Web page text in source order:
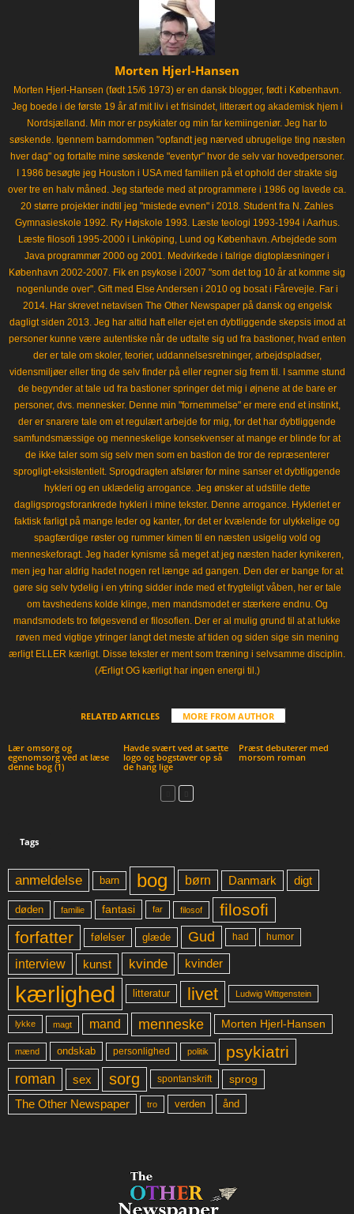
Morten Hjerl-Hansen
Morten Hjerl-Hansen (født 15/6 1973) er en dansk blogger, født i København.
Jeg boede i de første 19 år af mit liv i et frisindet, litterært og akademisk hjem i
Nordsjælland. Min mor er psykiater og min far kemiingeniør. Jeg har to
søskende. Igennem barndommen "opfandt jeg nærved ubrugelige ting næsten
hver dag" og fortalte mine søskende "eventyr" hvor de selv var hovedpersoner.
I 1986 besøgte jeg Houston i USA med familien på et ophold der strakte sig
over tre en halv måned. Jeg startede med at programmere i 1986 og lavede ca.
20 større projekter indtil jeg "mistede evnen" i 2018. Student fra N. Zahles
Gymnasieskole 1992. Ry Højskole 1993. Læste teologi 1993-1994 i Aarhus.
Læste filosofi 1995-2000 i Linköping, Lund og København. Arbejdede som
Java programmør 2000 og 2001. Medvirkede i talrige digtoplæsninger i
København 2002-2007. Fik en psykose i 2007 "som det tog 10 år at komme sig
nogenlunde over". Gift med Else Andersen i 2010 og bosat i Fårevejle. Far i
2014. Har skrevet netavisen The Other Newspaper på dansk og engelsk
dagligt siden 2013. Jeg har altid haft eller ejet en dybtliggende skepsis imod at
personer kunne være autentiske når de udtalte sig ud fra bastioner, hvad enten
der er tale om skoler, teorier, uddannelsesretninger, arbejdspladser,
vidensmiljøer eller ting de selv finder på eller regner sig frem til. I samme stund
de begynder at tale ud fra bastioner springer det mig i øjnene at de bare er
personer, dvs. mennesker. Denne min "fornemmelse" er mere end et instinkt,
der er snarere tale om et regulært arbejde for mig, for det har dybtliggende
samfundsmæssige og menneskelige konsekvenser at mange er blinde for at
de ikke taler som sig selv men som en bastion de tror de repræsenterer
sprogligt-eksistentielt. Sprogdragten afslører for mine sanser et dybtliggende
hykleri og en uklædelig arrogance. Jeg ønsker at udstille dette
dagligsprogsforankrede hykleri i mine tekster. Denne arrogance. Hykleriet er
faktisk farligt på mange leder og kanter, for det er kvælende for ulykkelige og
spagfærdige røster og rummer kimen til en næsten usigelig vold og
menneskeforagt. Jeg hader kynisme så meget at jeg næsten hader kynikeren,
men jeg har aldrig hadet nogen ret længe ad gangen. Den der er bange for at
gøre sig selv tydelig i en ytring sidder inde med et frygteligt våben, her er tale
om tavshedens kolde klinge, men mandsmodet er stærkere endnu. Og
mandsmodets tro følgesvend er filosofien. Der er al mulig grund til at at lukke
røven med vigtige ytringer langt det meste af tiden og siden sige sin mening
ærligt ELLER kærligt. Disse tekster er ment som træning i selvsamme disciplin.
(Ærligt OG kærligt har ingen energi til.)
RELATED ARTICLES MORE FROM AUTHOR
Lær omsorg og
egenomsorg ved at læse
denne bog (1)
Havde svært ved at sætte
logo og bogstaver op så
de hang lige
Præst debuterer med
morsom roman
Tags
anmeldelse barn bog børn Danmark digt
døden familie fantasi far filosof
filosofi
forfatter
følelser glæde Gud had humor
interview kunst kvinde kvinder
kærlighed litteratur livet Ludwig Wittgenstein
lykke magt mand menneske Morten Hjerl-Hansen
mænd ondskab personlighed politik psykiatri
roman sex sorg spontanskrift sprog
The Other Newspaper tro verden ånd